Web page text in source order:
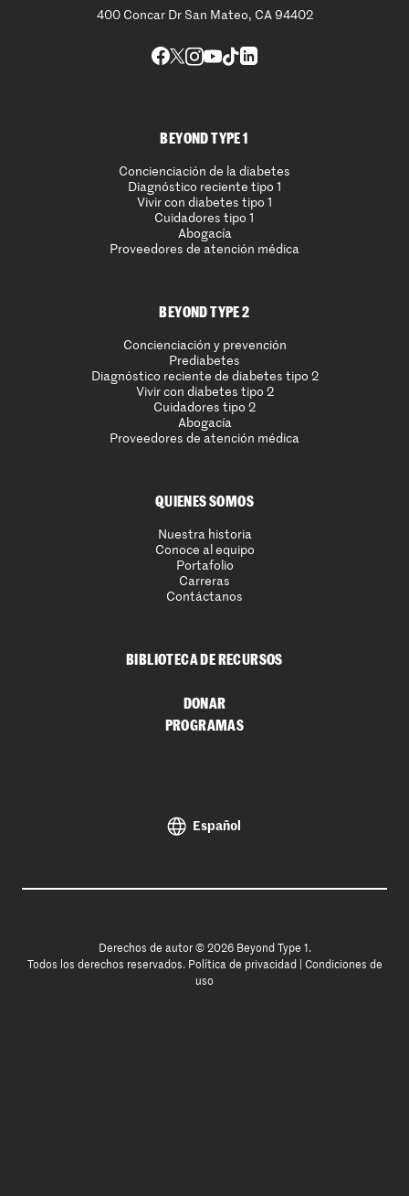
400 Concar Dr San Mateo, CA 94402
BEYOND TYPE 1
Concienciación de la diabetes
Diagnóstico reciente tipo 1
Vivir con diabetes tipo 1
Cuidadores tipo 1
Abogacía
Proveedores de atención médica
BEYOND TYPE 2
Concienciación y prevención
Prediabetes
Diagnóstico reciente de diabetes tipo 2
Vivir con diabetes tipo 2
Cuidadores tipo 2
Abogacía
Proveedores de atención médica
QUIENES SOMOS
Nuestra historia
Conoce al equipo
Portafolio
Carreras
Contáctanos
BIBLIOTECA DE RECURSOS
DONAR
PROGRAMAS
Español
Derechos de autor © 2026 Beyond Type 1.
Todos los derechos reservados. Política de privacidad
Condiciones de
uso